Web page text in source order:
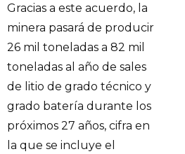
Gracias a este acuerdo, la
minera pasará de producir
26 mil toneladas a 82 mil
toneladas al año de sales
de litio de grado técnico y
grado batería durante los
próximos 27 años, cifra en
la que se incluye el